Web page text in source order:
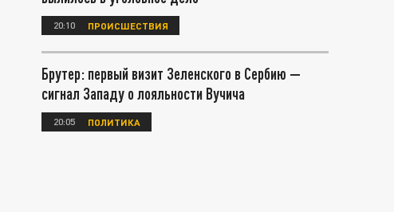
20:10 ПРОИСШЕСТВИЯ
Брутер: первый визит Зеленского в Сербию —
сигнал Западу о лояльности Вучича
20:05 ПОЛИТИКА